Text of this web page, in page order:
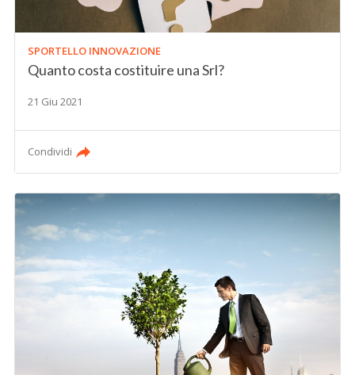
SPORTELLO INNOVAZIONE
Quanto costa costituire una Srl?
21 Giu 2021
Condividi